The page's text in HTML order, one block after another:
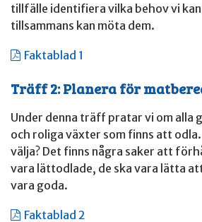
tillfälle identifiera vilka behov vi kan
tillsammans kan möta dem.
Faktablad 1
Träff 2: Planera för
Under denna träff pratar vi om alla
och roliga växter som finns att odla.
välja? Det finns några saker att
vara lättodlade, de ska vara lätta
vara goda.
Faktablad 2